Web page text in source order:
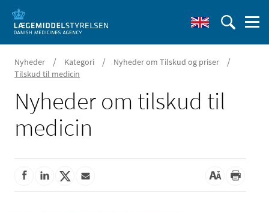
Nyheder / Kategori / Nyheder om Tilskud og priser /
Tilskud til medicin
Nyheder om tilskud til
medicin